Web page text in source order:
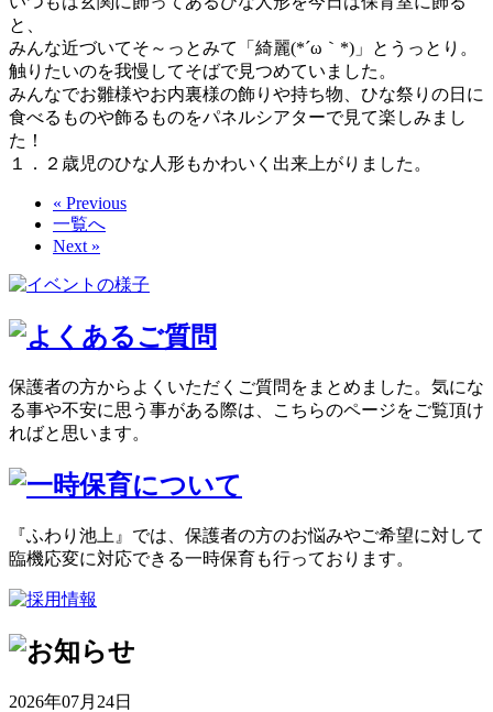
と、
みんな近づいてそ～っとみて「綺麗(*´ω｀*)」とうっとり。
触りたいのを我慢してそばで見つめていました。
みんなでお雛様やお内裏様の飾りや持ち物、ひな祭りの日に
食べるものや飾るものをパネルシアターで見て楽しみまし
た！
１．２歳児のひな人形もかわいく出来上がりました。
« Previous
一覧へ
Next »
保護者の方からよくいただくご質問をまとめました。気にな
る事や不安に思う事がある際は、こちらのページをご覧頂け
ればと思います。
『ふわり池上』では、保護者の方のお悩みやご希望に対して
臨機応変に対応できる一時保育も行っております。
2026年07月24日